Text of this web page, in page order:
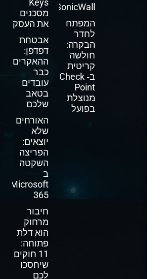
SonicWall
המפתח
לחדר
הבקרה:
חולשה
קריטית
ב‑ Check
Point
מנוצלת
בפועל
מסכנים
את העסק
אבטחת
דפדפן:
ההאקרים
כבר
עובדים
בטאב
שלכם
האורחים
שלא
יוצאים:
הפריצה
השקטה
ב
Microsoft
365
חיבור
מרחוק
הוא דלת
פתוחה:
11 חוקים
שיחסכו
לכם